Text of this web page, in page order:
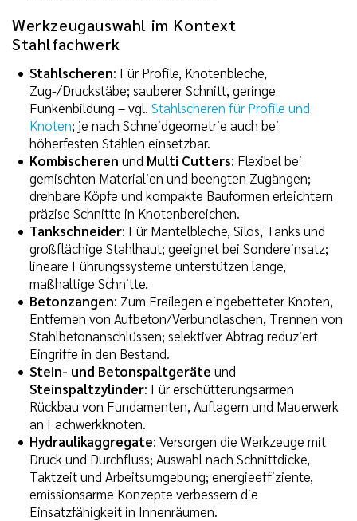
Werkzeugauswahl im Kontext
Stahlfachwerk
Stahlscheren: Für Profile, Knotenbleche,
Zug-/Druckstäbe; sauberer Schnitt, geringe
Funkenbildung – vgl. Stahlscheren für Profile und
Knoten; je nach Schneidgeometrie auch bei
höherfesten Stählen einsetzbar.
Kombischeren und Multi Cutters: Flexibel bei
gemischten Materialien und beengten Zugängen;
drehbare Köpfe und kompakte Bauformen erleichtern
präzise Schnitte in Knotenbereichen.
Tankschneider: Für Mantelbleche, Silos, Tanks und
großflächige Stahlhaut; geeignet bei Sondereinsatz;
lineare Führungssysteme unterstützen lange,
maßhaltige Schnitte.
Betonzangen: Zum Freilegen eingebetteter Knoten,
Entfernen von Aufbeton/Verbundlaschen, Trennen von
Stahlbetonanschlüssen; selektiver Abtrag reduziert
Eingriffe in den Bestand.
Stein- und Betonspaltgeräte und
Steinspaltzylinder: Für erschütterungsarmen
Rückbau von Fundamenten, Auflagern und Mauerwerk
an Fachwerkknoten.
Hydraulikaggregate: Versorgen die Werkzeuge mit
Druck und Durchfluss; Auswahl nach Schnittdicke,
Taktzeit und Arbeitsumgebung; energieeffiziente,
emissionsarme Konzepte verbessern die
Einsatzfähigkeit in Innenräumen.